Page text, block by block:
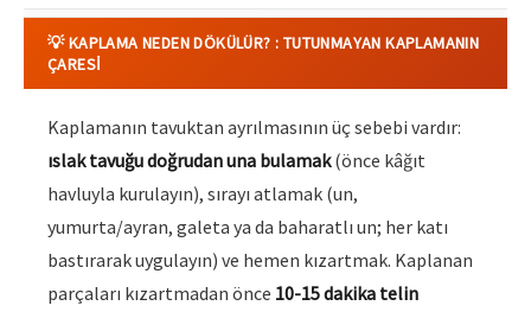
💡 KAPLAMA NEDEN DÖKÜLÜR? : TUTUNMAYAN KAPLAMANIN
ÇARESI
Kaplamanın tavuktan ayrılmasının üç sebebi vardır:
ıslak tavuğu doğrudan una bulamak(önce kâğıt
havluyla kurulayın), sırayı atlamak (un,
yumurta/ayran, galeta ya da baharatlı un; her katı
bastırarak uygulayın) ve hemen kızartmak. Kaplanan
parçaları kızartmadan önce 10-15 dakika telin